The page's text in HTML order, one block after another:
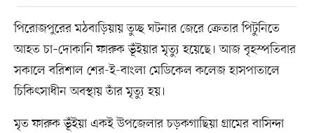
পিরোজপুরের মঠবাড়িয়ায় তুচ্ছ ঘটনার জেরে ক্রেতার পিটুনিতে
আহত চা–দোকানি ফারুক ভূঁইয়ার মৃত্যু হয়েছে। আজ বৃহস্পতিবার
সকালে বরিশাল শের-ই-বাংলা মেডিকেল কলেজ হাসপাতালে
চিকিৎসাধীন অবস্থায় তাঁর মৃত্যু হয়।
মৃত ফারুক ভূঁইয়া একই উপজেলার চড়কগাছিয়া গ্রামের বাসিন্দা